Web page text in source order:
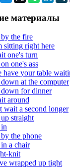
материалы
the fire
sitting right here
one's turn
one's ass
have your table
at the computer
for dinner
around
wait a second longer
straight
the phone
a chair
knit
wrapped up tight